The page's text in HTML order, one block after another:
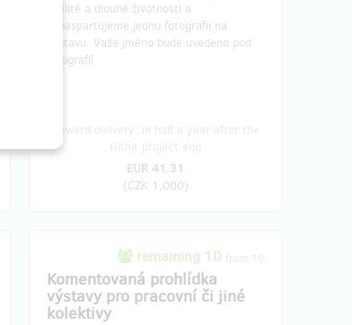
kvalitě a dlouhé životnosti a
zapaspartujeme jednu fotografii na
výstavu. Vaše jméno bude uvedeno pod
fotografií.
EUR 41.31
(CZK 1,000)
remaining 10 from 10
Komentovaná prohlídka
výstavy pro pracovní či jiné
kolektivy